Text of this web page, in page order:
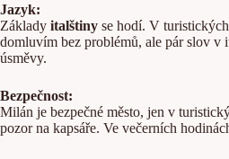
Jazyk:
Základy italštiny se hodí. V
domluvím bez problémů, ale pár slov v
úsměvy.
Bezpečnost:
Milán je bezpečné město, jen v
pozor na kapsáře. Ve večerních